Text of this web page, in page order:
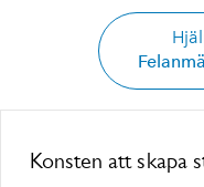
Konsten att skapa